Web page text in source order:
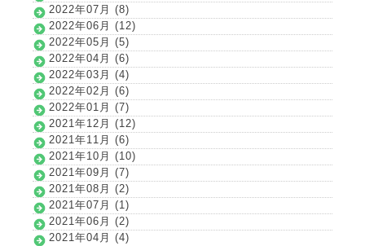
2022年07月 (8)
2022年06月 (12)
2022年05月 (5)
2022年04月 (6)
2022年03月 (4)
2022年02月 (6)
2022年01月 (7)
2021年12月 (12)
2021年11月 (6)
2021年10月 (10)
2021年09月 (7)
2021年08月 (2)
2021年07月 (1)
2021年06月 (2)
2021年04月 (4)